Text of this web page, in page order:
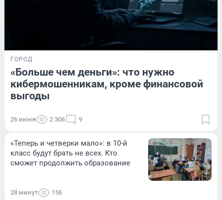
ГОРОД
«Больше чем деньги»: что нужно
кибермошенникам, кроме финансовой
выгоды
26 июня 2 306 9
«Теперь и четверки мало»: в 10-й
класс будут брать не всех. Кто
сможет продолжить образование
28 минут 156